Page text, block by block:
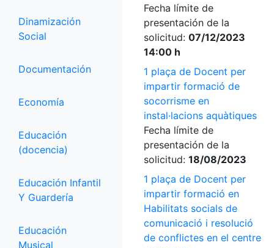
Dinamización
Social
Documentación
Economía
Educación
(docencia)
Educación Infantil
Y Guardería
Educación
Musical
Fecha límite de
presentación de la
solicitud: 07/12/2023
14:00 h
1 plaça de Docent per
impartir formació de
socorrisme en
instal·lacions aquàtiques
Fecha límite de
presentación de la
solicitud: 18/08/2023
1 plaça de Docent per
impartir formació en
Habilitats socials de
comunicació i resolució
de conflictes en el centre